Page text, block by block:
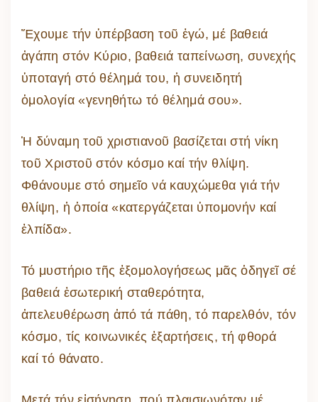
Ἔχουμε τήν ὑπέρβαση τοῦ ἐγώ, μέ βαθειά
ἀγάπη στόν Κύριο, βαθειά ταπείνωση, συνεχής
ὑποταγή στό θέλημά του, ἡ συνειδητή
ὁμολογία «γενηθήτω τό θέλημά σου».
Ἡ δύναμη τοῦ χριστιανοῦ βασίζεται στή νίκη
τοῦ Χριστοῦ στόν κόσμο καί τήν θλίψη.
Φθάνουμε στό σημεῖο νά καυχώμεθα γιά τήν
θλίψη, ἡ ὁποία «κατεργάζεται ὑπομονήν καί
ἐλπίδα».
Τό μυστήριο τῆς ἐξομολογήσεως μᾶς ὁδηγεῖ σέ
βαθειά ἐσωτερική σταθερότητα,
ἀπελευθέρωση ἀπό τά πάθη, τό παρελθόν, τόν
κόσμο, τίς κοινωνικές ἐξαρτήσεις, τή φθορά
καί τό θάνατο.